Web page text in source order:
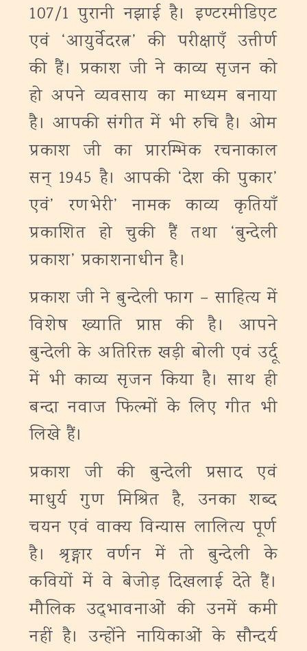
107/1 पुरानी नझाई है। इण्टरमीडिएट
एवं ‘आयुर्वेदरत्न’ की परीक्षाएँ उत्तीर्ण
की हैं। प्रकाश जी ने काव्य सृजन को
हो अपने व्यवसाय का माध्यम बनाया
है। आपकी संगीत में भी रुचि है। ओम
प्रकाश जी का प्रारम्भिक रचनाकाल
सन् 1945 है। आपकी ‘देश की पुकार’
एवं’ रणभेरी’ नामक काव्य कृतियाँ
प्रकाशित हो चुकी हैं तथा ‘बुन्देली
प्रकाश’ प्रकाशनाधीन है।
प्रकाश जी ने बुन्देली फाग – साहित्य में
विशेष ख्याति प्राप्त की है। आपने
बुन्देली के अतिरिक्त खड़ी बोली एवं उर्दू
में भी काव्य सृजन किया है। साथ ही
बन्दा नवाज फिल्मों के लिए गीत भी
लिखे हैं।
प्रकाश जी की बुन्देली प्रसाद एवं
माधुर्य गुण मिश्रित है, उनका शब्द
चयन एवं वाक्य विन्यास लालित्य पूर्ण
है। श्रृङ्गार वर्णन में तो बुन्देली के
कवियों में वे बेजोड़ दिखलाई देते हैं।
मौलिक उद्‌भावनाओं की उनमें कमी
नहीं है। उन्होंने नायिकाओं के सौन्दर्य